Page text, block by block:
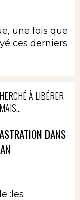
une fois que
ces derniers
À LIBÉRER
DANS
:les